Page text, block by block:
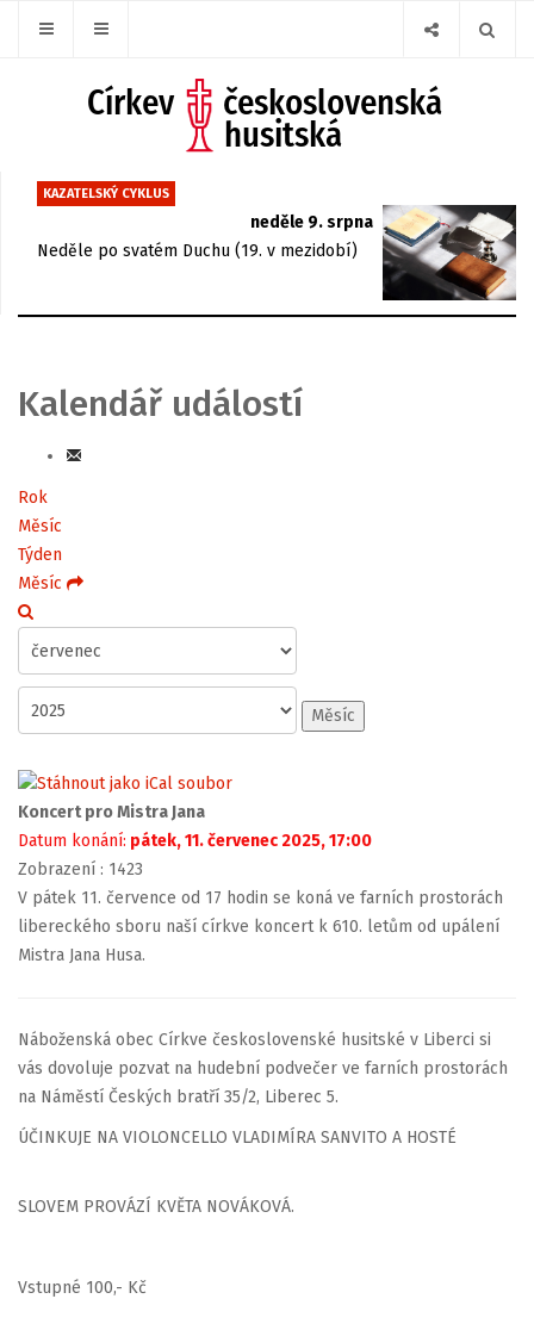
KAZATELSKÝ CYKLUS
neděle 9. srpna
Neděle po svatém Duchu (19. v mezidobí)
Kalendář událostí
Rok
Měsíc
Týden
Měsíc
Měsíc
Koncert pro Mistra Jana
Datum konání: pátek, 11. červenec 2025, 17:00
Zobrazení : 1423
V pátek 11. července od 17 hodin se koná ve farních prostorách
libereckého sboru naší církve koncert k 610. letům od upálení
Mistra Jana Husa.
Náboženská obec Církve československé husitské v Liberci si
vás dovoluje pozvat na hudební podvečer ve farních prostorách
na Náměstí Českých bratří 35/2, Liberec 5.
ÚČINKUJE NA VIOLONCELLO VLADIMÍRA SANVITO A HOSTÉ
SLOVEM PROVÁZÍ KVĚTA NOVÁKOVÁ.
Vstupné 100,- Kč